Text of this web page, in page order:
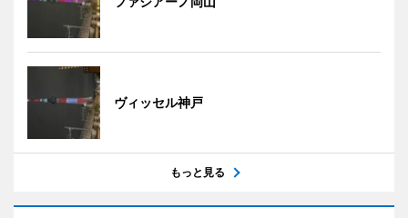
ヴィッセル神戸
もっと見る